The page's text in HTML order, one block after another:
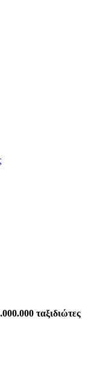
ταξιδιώτες